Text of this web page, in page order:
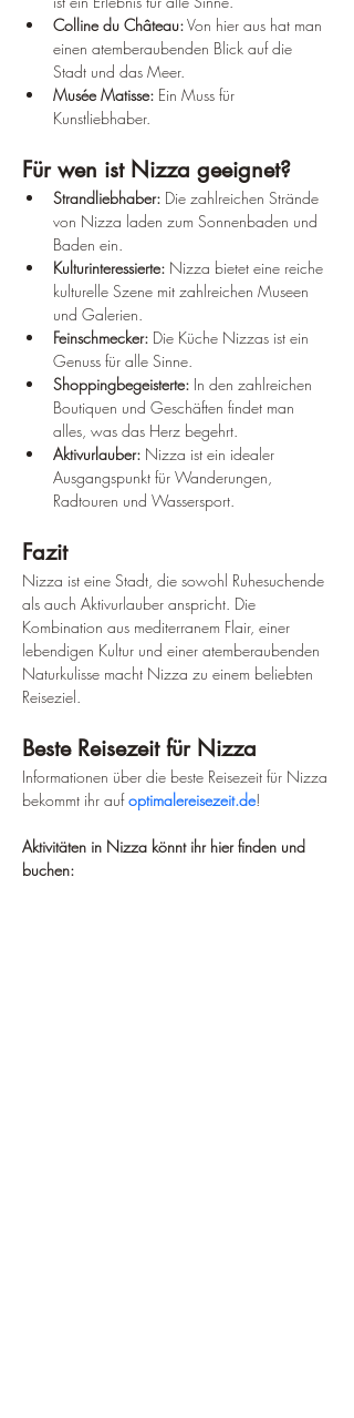
Colline du Château: Von hier aus hat man
einen atemberaubenden Blick auf die
Stadt und das Meer.
Musée Matisse: Ein Muss für
Kunstliebhaber.
Für wen ist Nizza geeignet?
Strandliebhaber: Die zahlreichen Strände
von Nizza laden zum Sonnenbaden und
Baden ein.
Kulturinteressierte: Nizza bietet eine reiche
kulturelle Szene mit zahlreichen Museen
und Galerien.
Feinschmecker: Die Küche Nizzas ist ein
Genuss für alle Sinne.
Shoppingbegeisterte: In den zahlreichen
Boutiquen und Geschäften findet man
alles, was das Herz begehrt.
Aktivurlauber: Nizza ist ein idealer
Ausgangspunkt für Wanderungen,
Radtouren und Wassersport.
Fazit
Nizza ist eine Stadt, die sowohl Ruhesuchende
als auch Aktivurlauber anspricht. Die
Kombination aus mediterranem Flair, einer
lebendigen Kultur und einer atemberaubenden
Naturkulisse macht Nizza zu einem beliebten
Reiseziel.
Beste Reisezeit für Nizza
Informationen über die beste Reisezeit für Nizza
bekommt ihr auf optimalereisezeit.de!
Aktivitäten in Nizza könnt ihr hier finden und
buchen: